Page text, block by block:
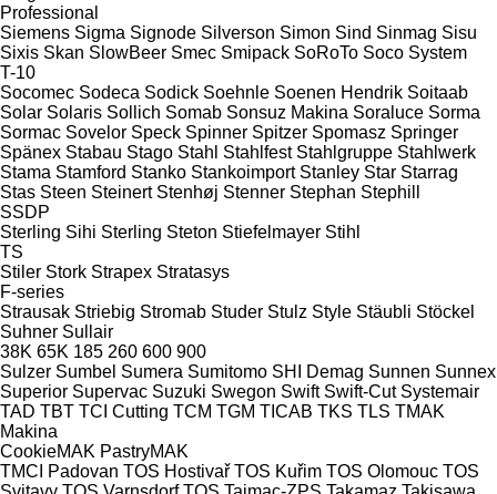
Professional
Siemens Sigma Signode Silverson Simon Sind Sinmag Sisu
Sixis Skan SlowBeer Smec Smipack SoRoTo Soco System
T-10
Socomec Sodeca Sodick Soehnle Soenen Hendrik Soitaab
Solar Solaris Sollich Somab Sonsuz Makina Soraluce Sorma
Sormac Sovelor Speck Spinner Spitzer Spomasz Springer
Spänex Stabau Stago Stahl Stahlfest Stahlgruppe Stahlwerk
Stama Stamford Stanko Stankoimport Stanley Star Starrag
Stas Steen Steinert Stenhøj Stenner Stephan Stephill
SSDP
Sterling Sihi Sterling Steton Stiefelmayer Stihl
TS
Stiler Stork Strapex Stratasys
F-series
Strausak Striebig Stromab Studer Stulz Style Stäubli Stöckel
Suhner Sullair
38K 65K 185 260 600 900
Sulzer Sumbel Sumera Sumitomo SHI Demag Sunnen Sunnex
Superior Supervac Suzuki Swegon Swift Swift-Cut Systemair
TAD TBT TCI Cutting TCM TGM TICAB TKS TLS TMAK
Makina
CookieMAK PastryMAK
TMCI Padovan TOS Hostivař TOS Kuřim TOS Olomouc TOS